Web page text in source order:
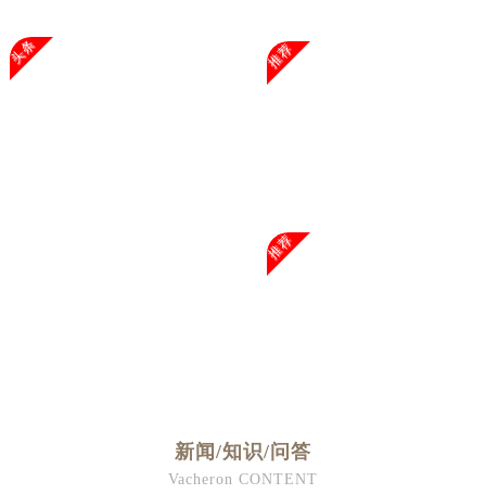
头条 推荐
推荐
新闻/知识/问答
Vacheron CONTENT